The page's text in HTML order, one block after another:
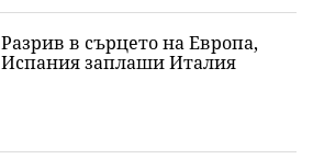
Разрив в сърцето на Европа,
Испания заплаши Италия